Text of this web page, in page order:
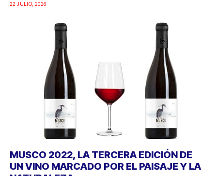
22 JULIO, 2026
MUSCO 2022, LA TERCERA EDICIÓN DE
UN VINO MARCADO POR EL PAISAJE Y LA